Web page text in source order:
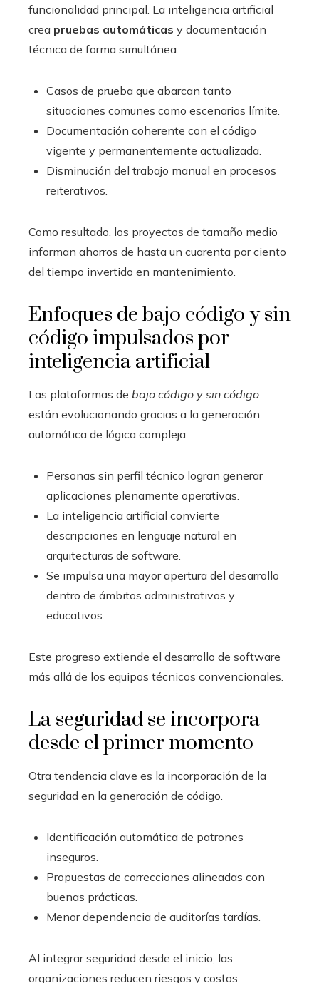
funcionalidad principal. La inteligencia artificial
crea pruebas automáticas y documentación
técnica de forma simultánea.
Casos de prueba que abarcan tanto
situaciones comunes como escenarios límite.
Documentación coherente con el código
vigente y permanentemente actualizada.
Disminución del trabajo manual en procesos
reiterativos.
Como resultado, los proyectos de tamaño medio
informan ahorros de hasta un cuarenta por ciento
del tiempo invertido en mantenimiento.
Enfoques de bajo código y sin
código impulsados por
inteligencia artificial
Las plataformas de bajo código y sin código
están evolucionando gracias a la generación
automática de lógica compleja.
Personas sin perfil técnico logran generar
aplicaciones plenamente operativas.
La inteligencia artificial convierte
descripciones en lenguaje natural en
arquitecturas de software.
Se impulsa una mayor apertura del desarrollo
dentro de ámbitos administrativos y
educativos.
Este progreso extiende el desarrollo de software
más allá de los equipos técnicos convencionales.
La seguridad se incorpora
desde el primer momento
Otra tendencia clave es la incorporación de la
seguridad en la generación de código.
Identificación automática de patrones
inseguros.
Propuestas de correcciones alineadas con
buenas prácticas.
Menor dependencia de auditorías tardías.
Al integrar seguridad desde el inicio, las
organizaciones reducen riesgos y costos